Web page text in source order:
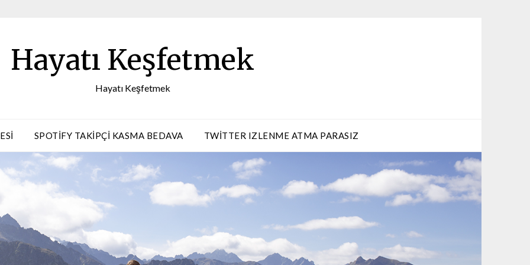
Hayatı Keşfetmek
Hayatı Keşfetmek
SPOTIFY TAKIPÇI KASMA BEDAVA TWITTER IZLENME ATMA PARASIZ